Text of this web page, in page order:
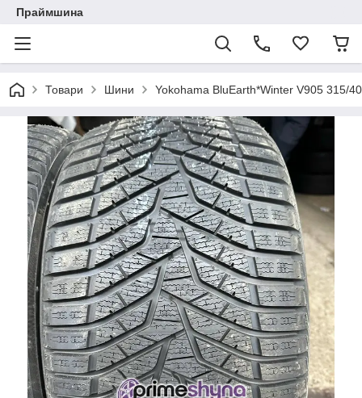
Праймшина
Товари Шини Yokohama BluEarth*Winter V905 315/